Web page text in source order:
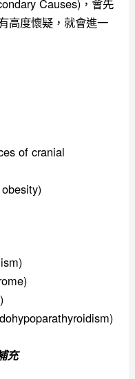
Causes)，會先
高度懷疑，就會進一
of cranial
充